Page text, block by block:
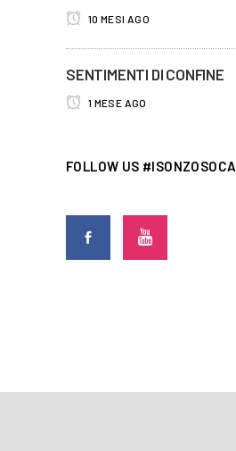
10 MESI AGO
SENTIMENTI DI CONFINE
1 MESE AGO
FOLLOW US #ISONZOSOCA